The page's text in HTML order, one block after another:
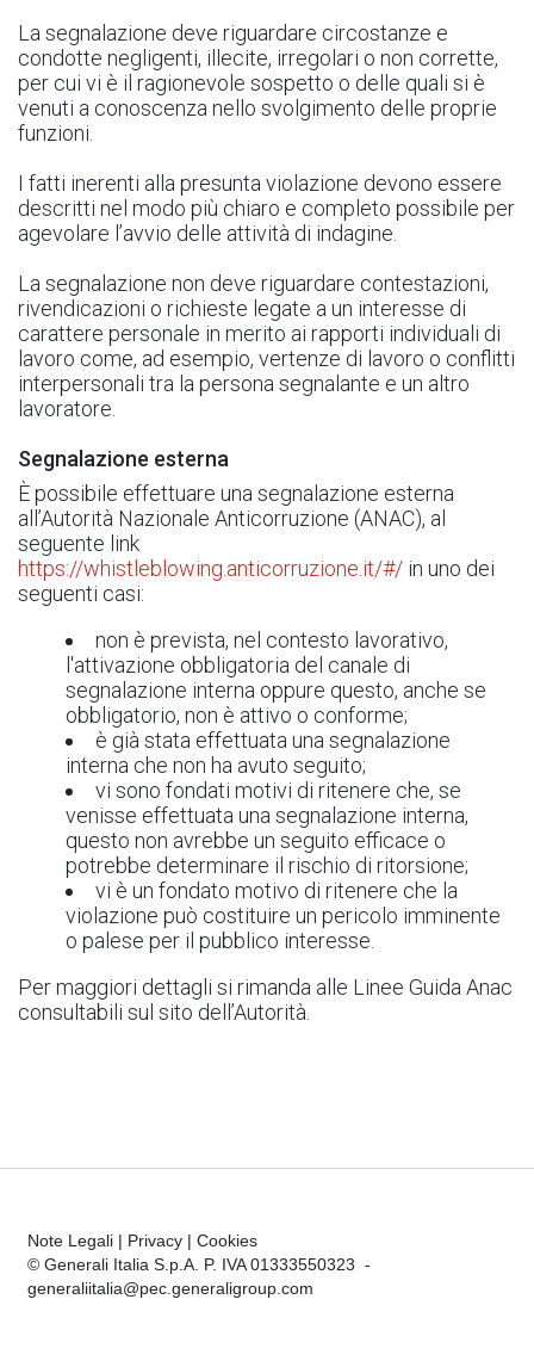
La segnalazione deve riguardare circostanze e
condotte negligenti, illecite, irregolari o non corrette,
per cui vi è il ragionevole sospetto o delle quali si è
venuti a conoscenza nello svolgimento delle proprie
funzioni.
I fatti inerenti alla presunta violazione devono essere
descritti nel modo più chiaro e completo possibile per
agevolare l’avvio delle attività di indagine.
La segnalazione non deve riguardare contestazioni,
rivendicazioni o richieste legate a un interesse di
carattere personale in merito ai rapporti individuali di
lavoro come, ad esempio, vertenze di lavoro o conflitti
interpersonali tra la persona segnalante e un altro
lavoratore.
Segnalazione esterna
È possibile effettuare una segnalazione esterna
all’Autorità Nazionale Anticorruzione (ANAC), al
seguente link
https://whistleblowing.anticorruzione.it/#/ in uno dei
seguenti casi:
non è prevista, nel contesto lavorativo,
l'attivazione obbligatoria del canale di
segnalazione interna oppure questo, anche se
obbligatorio, non è attivo o conforme;
è già stata effettuata una segnalazione
interna che non ha avuto seguito;
vi sono fondati motivi di ritenere che, se
venisse effettuata una segnalazione interna,
questo non avrebbe un seguito efficace o
potrebbe determinare il rischio di ritorsione;
vi è un fondato motivo di ritenere che la
violazione può costituire un pericolo imminente
o palese per il pubblico interesse.
Per maggiori dettagli si rimanda alle Linee Guida Anac
consultabili sul sito dell’Autorità.
Note Legali | Privacy | Cookies
© Generali Italia S.p.A. P. IVA 01333550323 -
generaliitalia@pec.generaligroup.com